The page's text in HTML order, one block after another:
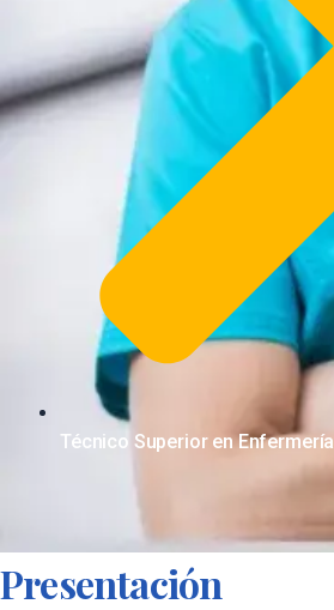
Técnico Superior en Enfermería
Presentación